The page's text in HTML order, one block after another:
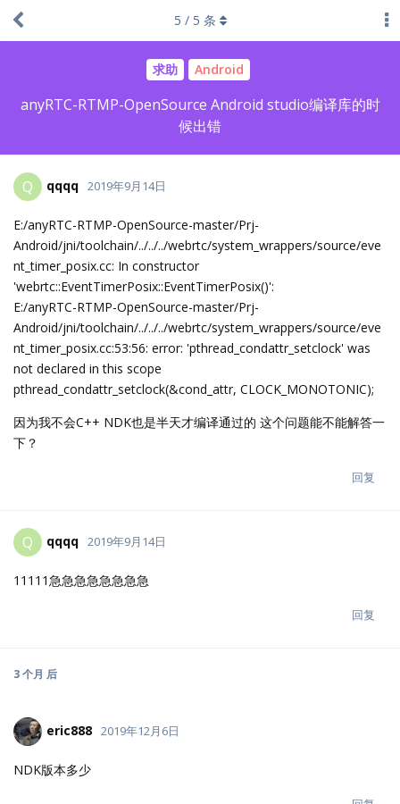
求助 Android
anyRTC-RTMP-OpenSource Android studio编译库的时
候出错
5 / 5 条
Q qqqq 2019年9月14日
E:/anyRTC-RTMP-OpenSource-master/Prj-
Android/jni/toolchain/../../../webrtc/system_wrappers/source/eve
nt_timer_posix.cc: In constructor
'webrtc::EventTimerPosix::EventTimerPosix()':
E:/anyRTC-RTMP-OpenSource-master/Prj-
Android/jni/toolchain/../../../webrtc/system_wrappers/source/eve
nt_timer_posix.cc:53:56: error: 'pthread_condattr_setclock' was
not declared in this scope
pthread_condattr_setclock(&cond_attr, CLOCK_MONOTONIC);
因为我不会C++ NDK也是半天才编译通过的 这个问题能不能解答一
下？
回复
Q qqqq 2019年9月14日
11111急急急急急急急急
回复
3 个月 后
eric888 2019年12月6日
NDK版本多少